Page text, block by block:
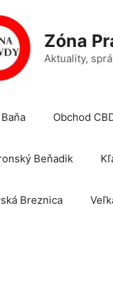
Zóna
Aktuality,
Obchod
Beňadik
Breznica